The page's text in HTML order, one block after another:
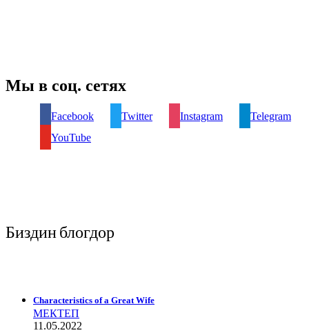
Мы в соц. сетях
Facebook Twitter Instagram
Telegram
YouTube
Биздин блогдор
Characteristics of a Great Wife
МЕКТЕП
11.05.2022